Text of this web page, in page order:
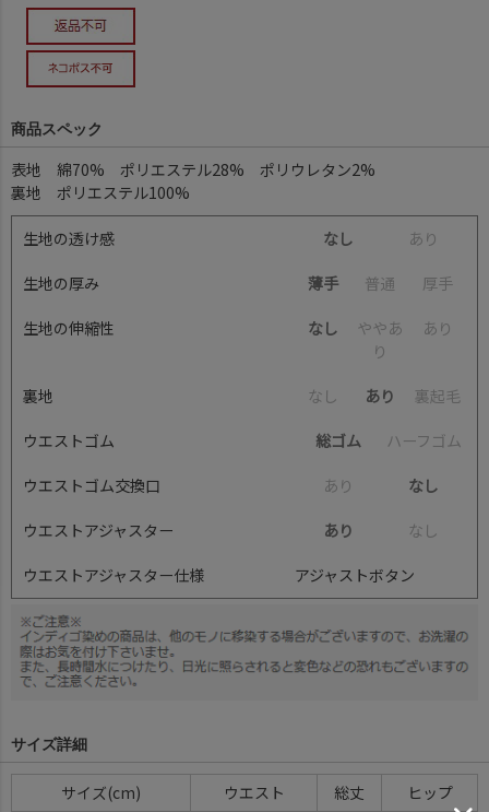
商品スペック
表地 綿70% ポリエステル28% ポリウレタン2%
裏地 ポリエステル100%
生地の透け感 なし あ り
生地の厚み 薄手 普通 厚手
生地の伸縮性 なし ややあ
り
あ り
裏地 な し あり 裏起毛
ウエストゴム 総ゴム ハーフ ゴ ム
ウエストゴム交換口 あ り なし
ウエストアジャスター あり な し
ウエストアジャスター仕様 アジャストボタン
サイズ詳細
サイズ(cm) ウエスト 総丈 ヒップ